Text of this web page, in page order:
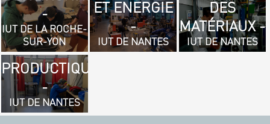
-
IUT DE LA ROCHE-
SUR-YON
ET ENERGIE
-
IUT DE NANTES
DES
MATÉRIAUX -
IUT DE NANTES
- GÉNIE
MÉCANIQUE
ET
PRODUCTIQUE
-
IUT DE NANTES